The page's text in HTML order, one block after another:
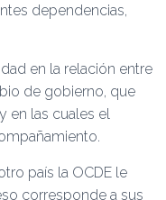
dependencias,
en la relación entre
de gobierno, que
en las cuales el
país la OCDE le
corresponde a sus